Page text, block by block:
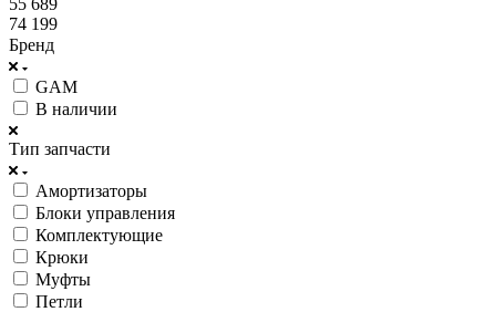
74 199
Бренд
GAM
В наличии
Тип запчасти
Амортизаторы
Блоки управления
Комплектующие
Крюки
Муфты
Петли